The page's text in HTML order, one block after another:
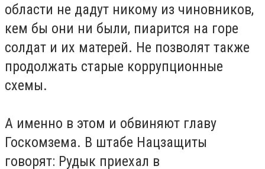
области не дадут никому из чиновников,
кем бы они ни были, пиарится на горе
солдат и их матерей. Не позволят также
продолжать старые коррупционные
схемы.
А именно в этом и обвиняют главу
Госкомзема. В штабе Нацзащиты
говорят: Рудык приехал в